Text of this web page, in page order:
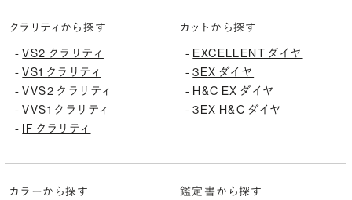
クラリティから探す
-VS2 クラリティ
-VS1 クラリティ
-VVS2 クラリティ
-VVS1 クラリティ
- IF クラリティ
カットから探す
- EXCELLENT ダイヤ
-3EX ダイヤ
- H&C EX ダイヤ
-3EX H&C ダイヤ
カラーから探す
鑑定書から探す